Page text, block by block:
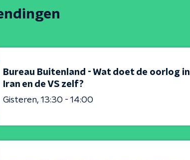
Bureau Buitenland - Wat doet de oorlog in
Iran en de VS zelf?
Gisteren 13:30 - 14:00